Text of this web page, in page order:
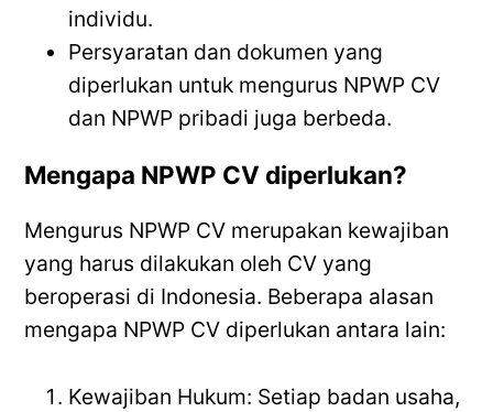
individu.
Persyaratan dan dokumen yang
diperlukan untuk mengurus NPWP CV
dan NPWP pribadi juga berbeda.
Mengapa NPWP CV diperlukan?
Mengurus NPWP CV merupakan kewajiban
yang harus dilakukan oleh CV yang
beroperasi di Indonesia. Beberapa alasan
mengapa NPWP CV diperlukan antara lain:
Kewajiban Hukum: Setiap badan usaha,